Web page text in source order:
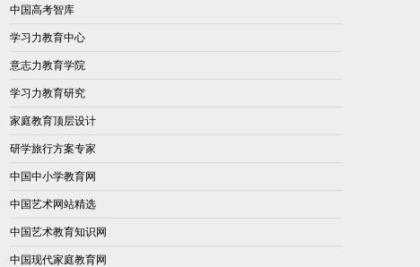
中国高考智库
学习力教育中心
意志力教育学院
学习力教育研究
家庭教育顶层设计
研学旅行方案专家
中国中小学教育网
中国艺术网站精选
中国艺术教育知识网
中国现代家庭教育网